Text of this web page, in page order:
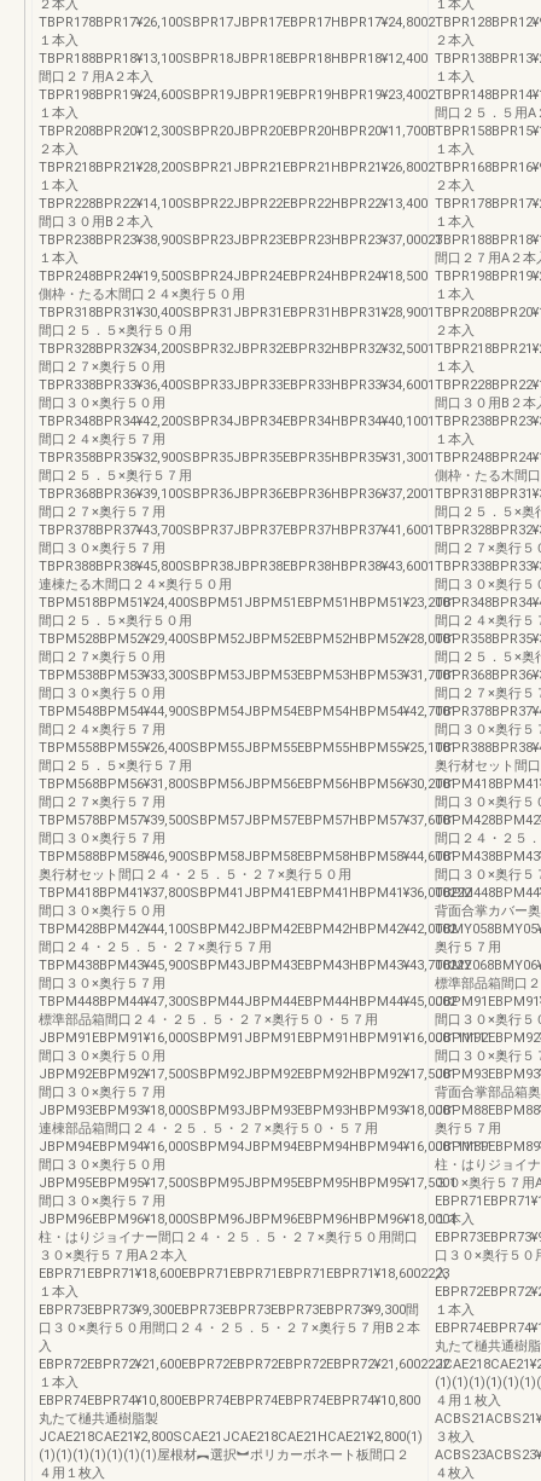
２本入
TBPR178BPR17¥26,100SBPR17JBPR17EBPR17HBPR17¥24,8002
１本入
TBPR188BPR18¥13,100SBPR18JBPR18EBPR18HBPR18¥12,400
間口２７用A２本入
TBPR198BPR19¥24,600SBPR19JBPR19EBPR19HBPR19¥23,4002
１本入
TBPR208BPR20¥12,300SBPR20JBPR20EBPR20HBPR20¥11,700B
２本入
TBPR218BPR21¥28,200SBPR21JBPR21EBPR21HBPR21¥26,8002
１本入
TBPR228BPR22¥14,100SBPR22JBPR22EBPR22HBPR22¥13,400
間口３０用B２本入
TBPR238BPR23¥38,900SBPR23JBPR23EBPR23HBPR23¥37,00023
１本入
TBPR248BPR24¥19,500SBPR24JBPR24EBPR24HBPR24¥18,500
側枠・たる木間口２４×奥行５０用
TBPR318BPR31¥30,400SBPR31JBPR31EBPR31HBPR31¥28,9001
間口２５．５×奥行５０用
TBPR328BPR32¥34,200SBPR32JBPR32EBPR32HBPR32¥32,5001
間口２７×奥行５０用
TBPR338BPR33¥36,400SBPR33JBPR33EBPR33HBPR33¥34,6001
間口３０×奥行５０用
TBPR348BPR34¥42,200SBPR34JBPR34EBPR34HBPR34¥40,1001
間口２４×奥行５７用
TBPR358BPR35¥32,900SBPR35JBPR35EBPR35HBPR35¥31,3001
間口２５．５×奥行５７用
TBPR368BPR36¥39,100SBPR36JBPR36EBPR36HBPR36¥37,2001
間口２７×奥行５７用
TBPR378BPR37¥43,700SBPR37JBPR37EBPR37HBPR37¥41,6001
間口３０×奥行５７用
TBPR388BPR38¥45,800SBPR38JBPR38EBPR38HBPR38¥43,6001
連棟たる木間口２４×奥行５０用
TBPM518BPM51¥24,400SBPM51JBPM51EBPM51HBPM51¥23,2001
間口２５．５×奥行５０用
TBPM528BPM52¥29,400SBPM52JBPM52EBPM52HBPM52¥28,0001
間口２７×奥行５０用
TBPM538BPM53¥33,300SBPM53JBPM53EBPM53HBPM53¥31,7001
間口３０×奥行５０用
TBPM548BPM54¥44,900SBPM54JBPM54EBPM54HBPM54¥42,7001
間口２４×奥行５７用
TBPM558BPM55¥26,400SBPM55JBPM55EBPM55HBPM55¥25,1001
間口２５．５×奥行５７用
TBPM568BPM56¥31,800SBPM56JBPM56EBPM56HBPM56¥30,2001
間口２７×奥行５７用
TBPM578BPM57¥39,500SBPM57JBPM57EBPM57HBPM57¥37,6001
間口３０×奥行５７用
TBPM588BPM58¥46,900SBPM58JBPM58EBPM58HBPM58¥44,6001
奥行材セット間口２４・２５．５・２７×奥行５０用
TBPM418BPM41¥37,800SBPM41JBPM41EBPM41HBPM41¥36,000222
間口３０×奥行５０用
TBPM428BPM42¥44,100SBPM42JBPM42EBPM42HBPM42¥42,0002
間口２４・２５．５・２７×奥行５７用
TBPM438BPM43¥45,900SBPM43JBPM43EBPM43HBPM43¥43,700222
間口３０×奥行５７用
TBPM448BPM44¥47,300SBPM44JBPM44EBPM44HBPM44¥45,0002
標準部品箱間口２４・２５．５・２７×奥行５０・５７用
JBPM91EBPM91¥16,000SBPM91JBPM91EBPM91HBPM91¥16,000111111
間口３０×奥行５０用
JBPM92EBPM92¥17,500SBPM92JBPM92EBPM92HBPM92¥17,5001
間口３０×奥行５７用
JBPM93EBPM93¥18,000SBPM93JBPM93EBPM93HBPM93¥18,0001
連棟部品箱間口２４・２５．５・２７×奥行５０・５７用
JBPM94EBPM94¥16,000SBPM94JBPM94EBPM94HBPM94¥16,000111111
間口３０×奥行５０用
JBPM95EBPM95¥17,500SBPM95JBPM95EBPM95HBPM95¥17,5001
間口３０×奥行５７用
JBPM96EBPM96¥18,000SBPM96JBPM96EBPM96HBPM96¥18,0001
柱・はりジョイナー間口２４・２５．５・２７×奥行５０用間口
３０×奥行５７用A２本入
EBPR71EBPR71¥18,600EBPR71EBPR71EBPR71EBPR71¥18,6002223
１本入
EBPR73EBPR73¥9,300EBPR73EBPR73EBPR73EBPR73¥9,300間
口３０×奥行５０用間口２４・２５．５・２７×奥行５７用B２本
入
EBPR72EBPR72¥21,600EBPR72EBPR72EBPR72EBPR72¥21,6002222
１本入
EBPR74EBPR74¥10,800EBPR74EBPR74EBPR74EBPR74¥10,800
丸たて樋共通樹脂製
JCAE218CAE21¥2,800SCAE21JCAE218CAE21HCAE21¥2,800(1)
(1)(1)(1)(1)(1)(1)(1)屋根材︻選択︼ポリカーボネート板間口２
４用１枚入
１本入
２本入
１本入
間口２５．５用A
１本入
２本入
１本入
間口２７用A２本
１本入
２本入
１本入
間口３０用B２本
１本入
側枠・たる木間
間口２５．５×奥
間口２７×奥行５
間口３０×奥行５
間口２４×奥行５
間口２５．５×奥
間口２７×奥行５
間口３０×奥行５
奥行材セット間
間口３０×奥行５
間口２４・２５
間口３０×奥行５
背面合掌カバー
奥行５７用
標準部品箱間口
間口３０×奥行５
間口３０×奥行５
背面合掌部品箱
奥行５７用
柱・はりジョイ
３０×奥行５７用
１本入
口３０×奥行５０
入
１本入
丸たて樋共通樹
４用１枚入
３枚入
４枚入